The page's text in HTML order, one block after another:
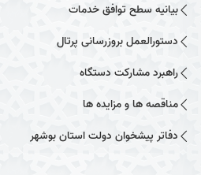
بیانیه سطح توافق خدمات
دستورالعمل بروزرسانی پرتال
راهبرد مشارکت دستگاه
مناقصه ها و مزایده ها
دفاتر پیشخوان دولت استان بوشهر